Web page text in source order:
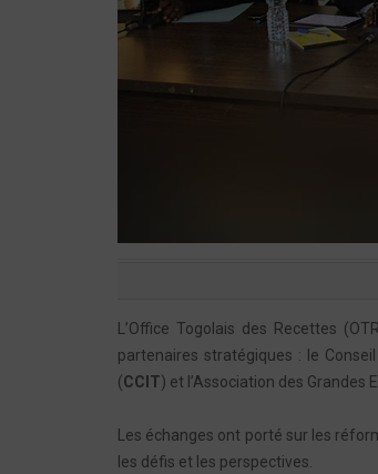
L’Office Togolais des Recettes
partenaires stratégiques : le
(CCIT) et l’Association des Grandes
Les échanges ont porté sur les
les défis et les perspectives.